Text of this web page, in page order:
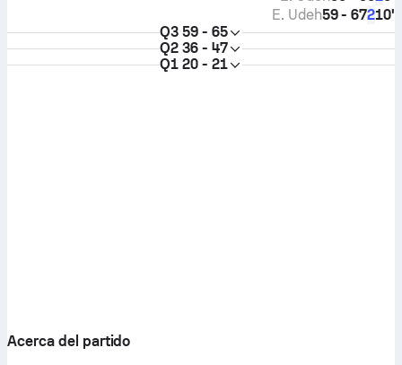
10'
2
59 - 67
E. Udeh
Q3 59 - 65
Q2 36 - 47
Q1 20 - 21
Acerca del partido